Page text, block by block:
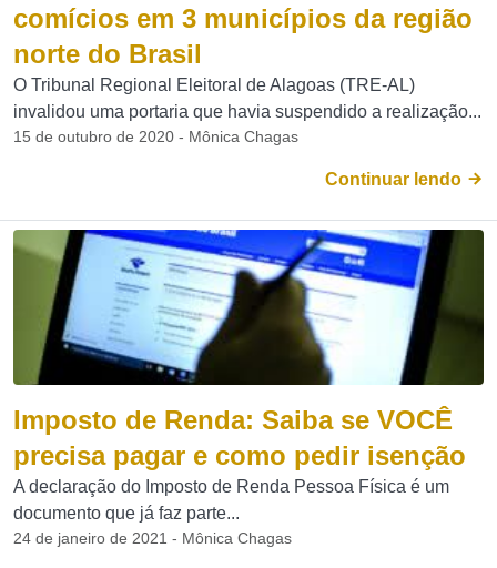
comícios em 3 municípios da região
norte do Brasil
O Tribunal Regional Eleitoral de Alagoas (TRE-AL)
invalidou uma portaria que havia suspendido a realização...
15 de outubro de 2020 - Mônica Chagas
Continuar lendo
Imposto de Renda: Saiba se VOCÊ
precisa pagar e como pedir isenção
A declaração do Imposto de Renda Pessoa Física é um
documento que já faz parte...
24 de janeiro de 2021 - Mônica Chagas